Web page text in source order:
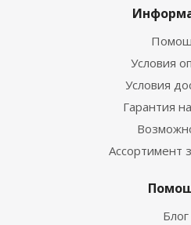
Условия
Условия
Гарантия
Ассортимент
Блог